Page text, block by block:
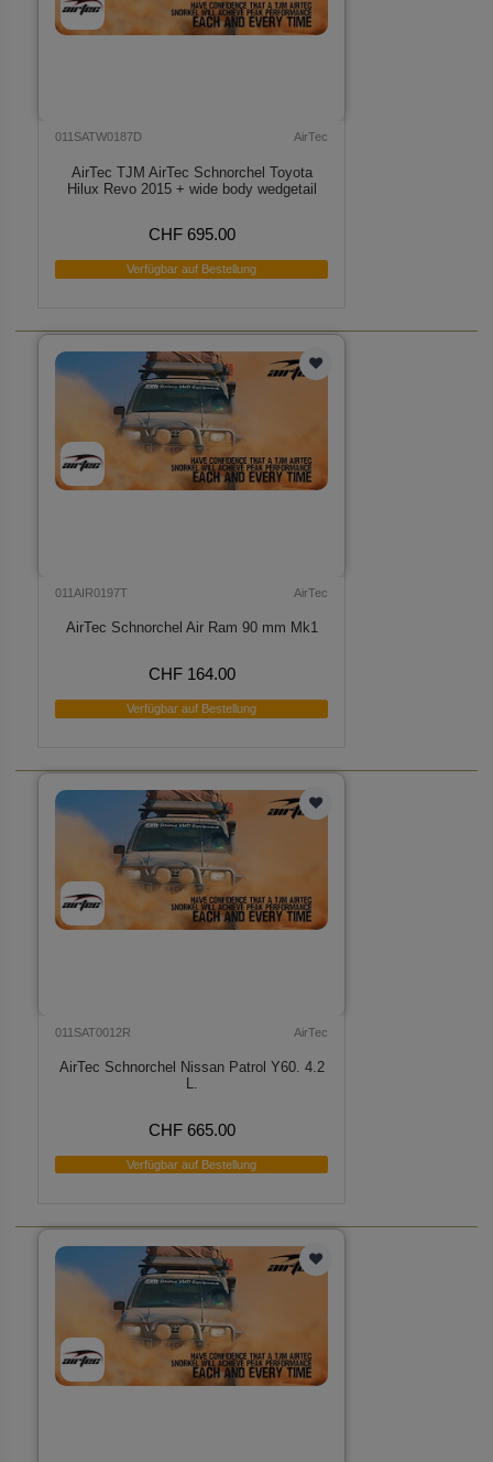
011SATW0187D AirTec
AirTec TJM AirTec Schnorchel Toyota
Hilux Revo 2015 + wide body wedgetail
CHF 695.00
Verfügbar auf Bestellung
011AIR0197T AirTec
AirTec Schnorchel Air Ram 90 mm Mk1
CHF 164.00
Verfügbar auf Bestellung
011SAT0012R AirTec
AirTec Schnorchel Nissan Patrol Y60. 4.2
L.
CHF 665.00
Verfügbar auf Bestellung